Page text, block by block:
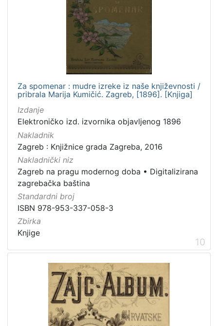
Za spomenar : mudre izreke iz naše književnosti /
pribrala Marija Kumičić. Zagreb, [1896]. [Knjiga]
Izdanje
Elektroničko izd. izvornika objavljenog 1896
Nakladnik
Zagreb : Knjižnice grada Zagreba, 2016
Nakladnički niz
Zagreb na pragu modernog doba • Digitalizirana
zagrebačka baština
Standardni broj
ISBN 978-953-337-058-3
Zbirka
Knjige
10